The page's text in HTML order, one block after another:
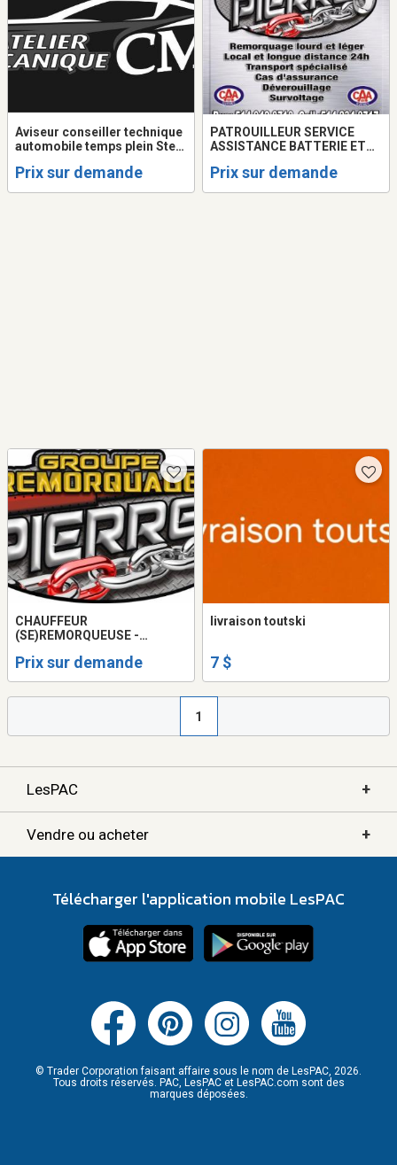
Aviseur conseiller technique
automobile temps plein Ste-
Prix sur demande
PATROUILLEUR SERVICE
ASSISTANCE BATTERIE ET
REMORQUEUSE/TOWING
Prix sur demande
CHAUFFEUR
(SE)REMORQUEUSE -
CHAUFFEUR DE QUICK
Prix sur demande
livraison toutski
7 $
1
LesPAC +
Vendre ou acheter +
Télécharger l'application mobile LesPAC
© Trader Corporation faisant affaire sous le nom de LesPAC, 2026.
Tous droits réservés. PAC, LesPAC et LesPAC.com sont des
marques déposées.